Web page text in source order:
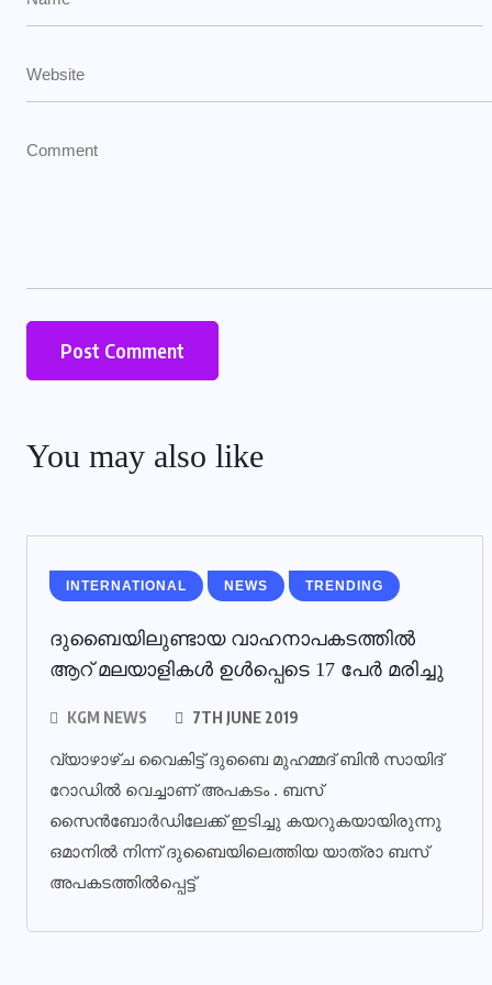
You may also like
INTERNATIONAL NEWS TRENDING
ദുബൈയിലുണ്ടായ വാഹനാപകടത്തില്‍
ആറ് മലയാളികള്‍ ഉള്‍പ്പെടെ 17 പേര്‍ മരിച്ചു
KGM NEWS 7TH JUNE 2019
വ്യാഴാഴ്ച വൈകിട്ട് ദുബൈ മുഹമ്മദ് ബിൻ സായിദ്
റോഡിൽ വെച്ചാണ് അപകടം . ബസ്
സൈൻബോർഡിലേക്ക് ഇടിച്ചു കയറുകയായിരുന്നു
ഒമാനിൽ നിന്ന് ദുബൈയിലെത്തിയ യാത്രാ ബസ്
അപകടത്തിൽപ്പെട്ട്